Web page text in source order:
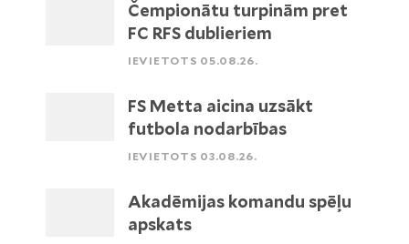
Čempionātu turpinām pret
FC RFS dublieriem
IEVIETOTS 05.08.26.
FS Metta aicina uzsākt
futbola nodarbības
IEVIETOTS 03.08.26.
Akadēmijas komandu spēļu
apskats